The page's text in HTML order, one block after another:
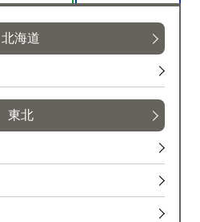
北海道
東北